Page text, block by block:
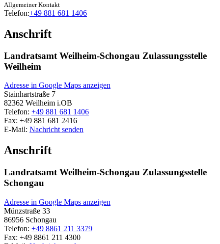
Allgemeiner Kontakt
Telefon:+49 881 681 1406
Anschrift
Landratsamt Weilheim-Schongau Zulassungsstelle
Weilheim
Adresse in Google Maps anzeigen
Stainhartstraße 7
82362 Weilheim i.OB
Telefon: +49 881 681 1406
Fax: +49 881 681 2416
E-Mail: Nachricht senden
Anschrift
Landratsamt Weilheim-Schongau Zulassungsstelle
Schongau
Adresse in Google Maps anzeigen
Münzstraße 33
86956 Schongau
Telefon: +49 8861 211 3379
Fax: +49 8861 211 4300